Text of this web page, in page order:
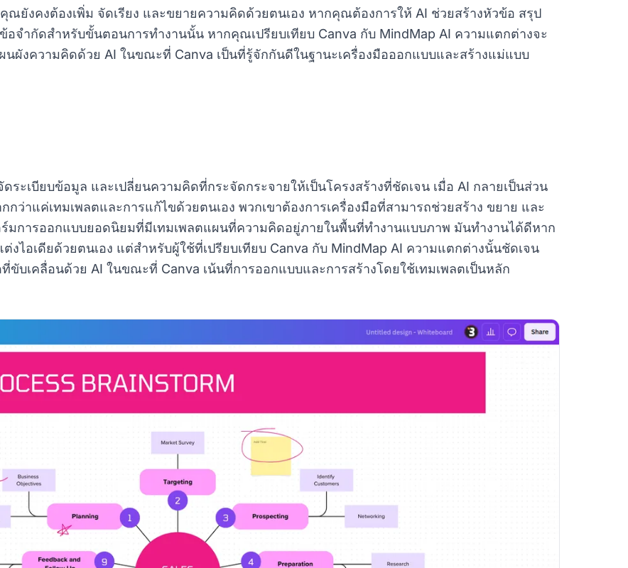
ยังคงต้องเพิ่ม จัดเรียง และขยายความคิดด้วยตนเอง หากคุณต้องการให้ AI ช่วยสร้างหัวข้อ สรุป
จำกัดสำหรับขั้นตอนการทำงานนั้น หากคุณเปรียบเทียบ Canva กับ MindMap AI ความแตกต่างจะ
นผังความคิดด้วย AI ในขณะที่ Canva เป็นที่รู้จักกันดีในฐานะเครื่องมือออกแบบและสร้างแม่แบบ
ะเบียบข้อมูล และเปลี่ยนความคิดที่กระจัดกระจายให้เป็นโครงสร้างที่ชัดเจน เมื่อ AI กลายเป็นส่วน
ว่าแค่เทมเพลตและการแก้ไขด้วยตนเอง พวกเขาต้องการเครื่องมือที่สามารถช่วยสร้าง ขยาย และ
ร์มการออกแบบยอดนิยมที่มีเทมเพลตแผนที่ความคิดอยู่ภายในพื้นที่ทำงานแบบภาพ มันทำงานได้ดีหาก
งไอเดียด้วยตนเอง แต่สำหรับผู้ใช้ที่เปรียบเทียบ Canva กับ MindMap AI ความแตกต่างนั้นชัดเจน
บเคลื่อนด้วย AI ในขณะที่ Canva เน้นที่การออกแบบและการสร้างโดยใช้เทมเพลตเป็นหลัก